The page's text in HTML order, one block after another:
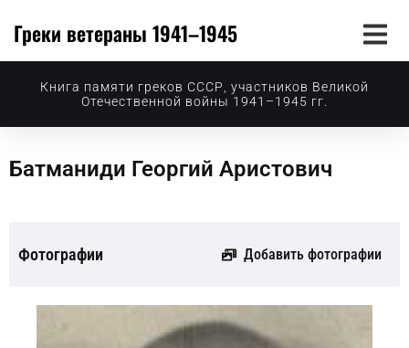
Греки ветераны 1941–1945
Книга памяти греков СССР, участников Великой
Отечественной войны 1941–1945 гг.
Батманиди Георгий Аристович
Фотографии Добавить фотографии